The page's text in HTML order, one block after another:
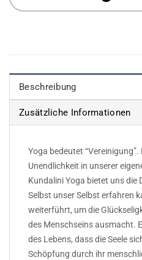
Beschreibung
Zusätzliche Informationen
Yoga bedeutet
Unendlichkeit in unserer
Kundalini Yoga bietet uns die
Selbst unser Selbst erfahren
weiterführt, um die
des Menschseins ausmacht.
des Lebens, dass die Seele
Schöpfung durch ihr